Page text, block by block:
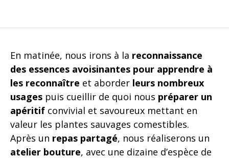
En matinée, nous irons à la reconnaissance
des essences avoisinantes pour apprendre à
les reconnaître et aborder leurs nombreux
usages puis cueillir de quoi nous préparer un
apéritif convivial et savoureux mettant en
valeur les plantes sauvages comestibles.
Après un repas partagé, nous réaliserons un
atelier bouture, avec une dizaine d’espèce de